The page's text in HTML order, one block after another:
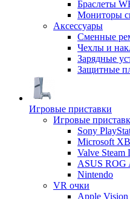
Браслеты
Мониторы
Аксессуары
Сменные
Чехлы и
Зарядные
Защитные
Игровые приставки
Игровые
Sony
Microsoft
Valve Steam
ASUS ROG
Nintendo
VR очки
Apple Vision